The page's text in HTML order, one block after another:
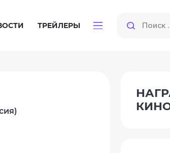
ТРЕЙЛЕРЫ